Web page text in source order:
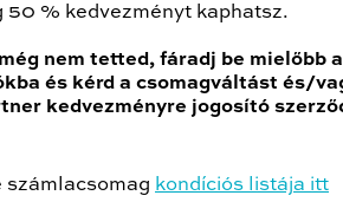
50 % kedvezményt kaphatsz.
nem tetted, fáradj be mielőbb
és kérd a csomagváltást és/
kedvezményre jogosító
számlacsomag kondíciós listája itt